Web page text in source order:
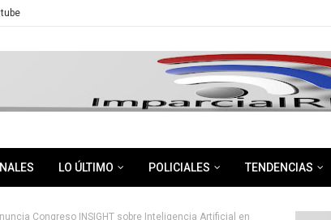
LO ÚLTIMO POLICIALES TENDENCIAS
Congreso INSIGHT sobre Inteligencia Artificial en